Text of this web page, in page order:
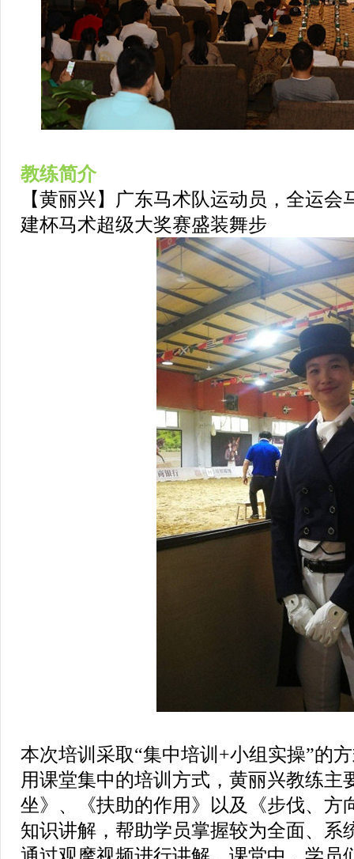
教练简介
【黄丽兴】广东马术队运动员，全运
建杯马术超级大奖赛盛装舞步
本次培训采取“集中培训 +小组实操”的
用课堂集中的培训方式，黄丽兴教练主
坐》、《扶助的作用》以及《步伐、方
知识讲解，帮助学员掌握较为全面、系